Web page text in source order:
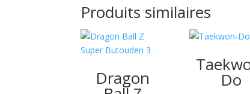
Produits similaires
Dragon Do